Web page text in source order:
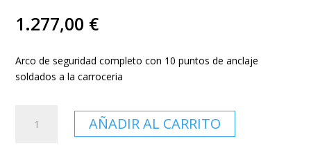
1.277,00 €
Arco de seguridad completo con 10 puntos de anclaje
soldados a la carroceria
AÑADIR AL CARRITO